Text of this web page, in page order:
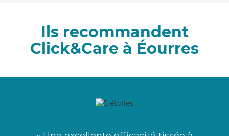
Ils recommandent
Click&Care à Éourres